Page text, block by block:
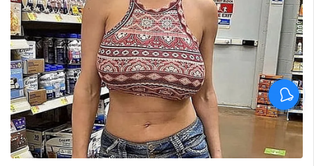
ശ്രീലങ്കൻ പര്യടനം:
ഇന്ത്യയുടെ സന്നാഹ
മത്സരത്തിന് ഇന്ന് തുടക്കം